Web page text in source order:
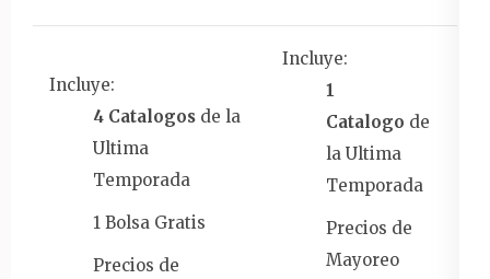
Incluye:
4 Catalogos de la
Ultima
Temporada
1 Bolsa Gratis
Precios de
Incluye:
1
Catalogo de
la Ultima
Temporada
Precios de
Mayoreo